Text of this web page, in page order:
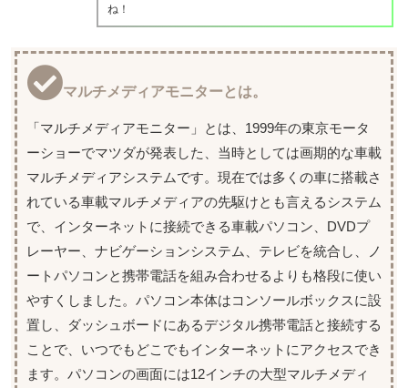
ね！
マルチメディアモニターとは。
「マルチメディアモニター」とは、1999年の東京モータ
ーショーでマツダが発表した、当時としては画期的な車載
マルチメディアシステムです。現在では多くの車に搭載さ
れている車載マルチメディアの先駆けとも言えるシステム
で、インターネットに接続できる車載パソコン、DVDプ
レーヤー、ナビゲーションシステム、テレビを統合し、ノ
ートパソコンと携帯電話を組み合わせるよりも格段に使い
やすくしました。パソコン本体はコンソールボックスに設
置し、ダッシュボードにあるデジタル携帯電話と接続する
ことで、いつでもどこでもインターネットにアクセスでき
ます。パソコンの画面には12インチの大型マルチメディ